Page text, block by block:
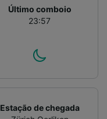
Último comboio
23:57
Estação de chegada